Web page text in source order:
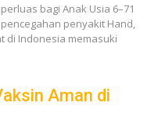
bagi Anak Usia 6–71
penyakit Hand,
di Indonesia memasuki
Aman di